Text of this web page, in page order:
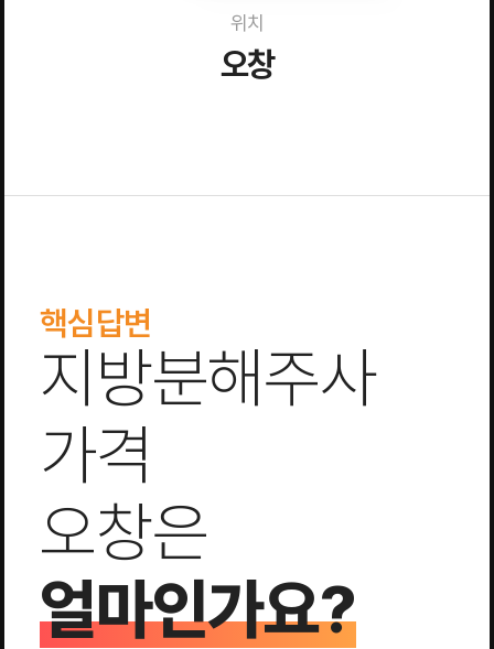
위치
오창
핵심답변
지방분해주사
가격
오창은
얼마인가요?